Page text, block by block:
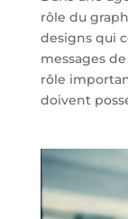
rôle du
designs qui
messages
rôle
doivent